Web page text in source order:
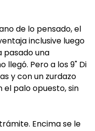
de lo pensado, el
inclusive luego
pasado una
llegó. Pero a los 9" Di
y con un zurdazo
palo opuesto, sin
Encima se le